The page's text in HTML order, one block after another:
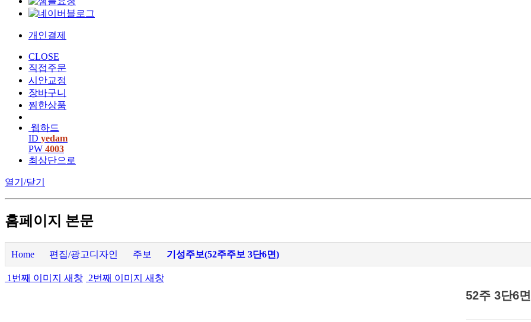
개인결제
CLOSE
직접주문
시안교정
장바구니
찜한상품
웹하드
ID yedam
PW 4003
최상단으로
열기/닫기
홈페이지 본문
Home 편집/광고디자인 주보 기성주보(52주주보 3단6면)
1번째 이미지 새창 2번째 이미지 새창
52주 3단6